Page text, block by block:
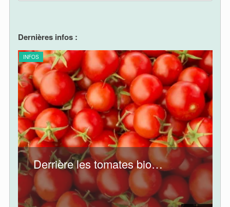
Dernières infos :
INFOS
Aidez les petits producteurs !